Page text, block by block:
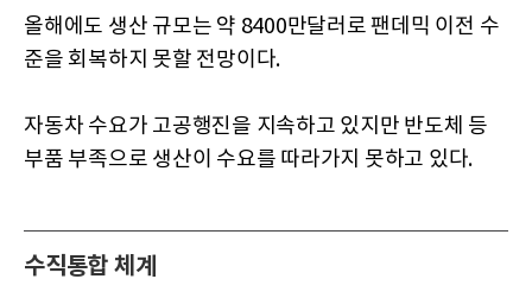
올해에도 생산 규모는 약 8400만달러로 팬데믹 이전 수
준을 회복하지 못할 전망이다.
자동차 수요가 고공행진을 지속하고 있지만 반도체 등
부품 부족으로 생산이 수요를 따라가지 못하고 있다.
수직통합 체계